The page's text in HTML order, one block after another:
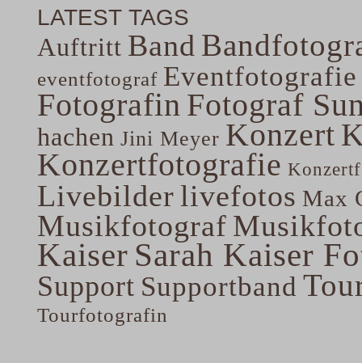
LATEST TAGS
Auftritt Band
eventfotograf Eventfotografie
Fotografin Fotograf
hachen Jini Meyer Konzert
Konzertfotografie
Livebilderlivefotos Max
Musikfotograf
Kaiser Sarah Kaiser
Support Supportband
Tourfotografin